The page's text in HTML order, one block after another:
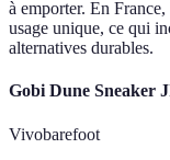
à emporter. En
usage unique, ce qui
alternatives durables.
Gobi Dune Sneaker
Vivobarefoot